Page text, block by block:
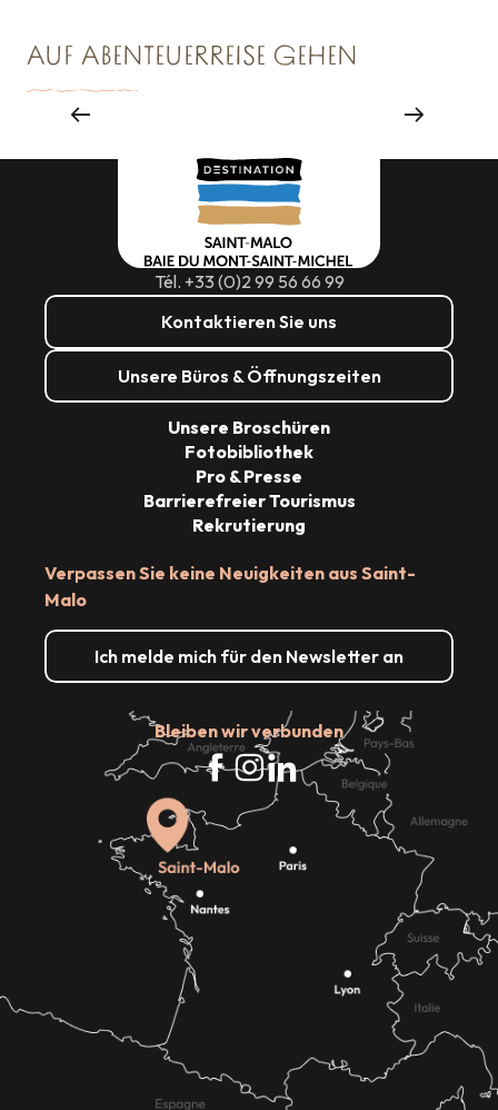
AUF ABENTEUERREISE GEHEN
Tél. +33 (0)2 99 56 66 99
Kontaktieren Sie uns
Unsere Büros & Öffnungszeiten
Verpassen Sie keine Neuigkeiten aus Saint-
Malo
Ich melde mich für den Newsletter an
Bleiben wir verbunden
Unsere Broschüren
Fotobibliothek
Pro & Presse
Barrierefreier Tourismus
Rekrutierung